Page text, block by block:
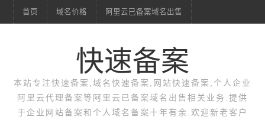
首页 域名价格 阿里云已备案域名出售
快速备案
本站专注快速备案,域名快速备案,网站快速备案,个人企业
阿里云代理备案等阿里云已备案域名出售相关业务.提供
于企业网站备案和个人域名备案十年有余.欢迎新老客户